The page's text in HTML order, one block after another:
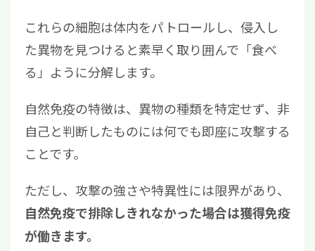
これらの細胞は体内をパトロールし、侵入し
た異物を見つけると素早く取り囲んで「食べ
る」ように分解します。
自然免疫の特徴は、異物の種類を特定せず、非
自己と判断したものには何でも即座に攻撃する
ことです。
ただし、攻撃の強さや特異性には限界があり、
自然免疫で排除しきれなかった場合は獲得免疫
が働きます。